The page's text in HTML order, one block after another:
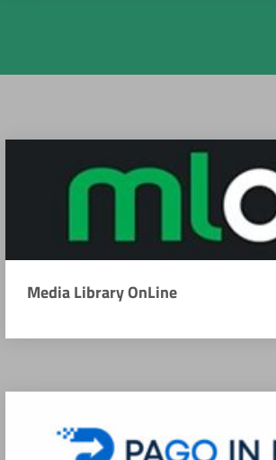
Media Library OnLine